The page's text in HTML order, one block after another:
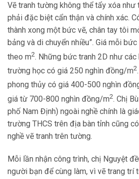
Vẽ tranh tường không thể tẩy xóa
phải đặc biệt cẩn thận và chính xác.
thành xong một bức vẽ, chân tay tôi
bảng và di chuyển nhiều”. Giá mỗi
theo m2. Những bức tranh 2D như
trường học có giá 250 nghìn đồng/m2
phong thủy có giá 400-500 nghìn
giá từ 700-800 nghìn đồng/m2. Chị
phố Nam Định) ngoài nghề chính là
trường THCS trên địa bàn tỉnh cũng
nghề vẽ tranh trên tường.
Mỗi lần nhận công trình, chị Nguyệt
người bạn để cùng làm, vì vẽ trang trí